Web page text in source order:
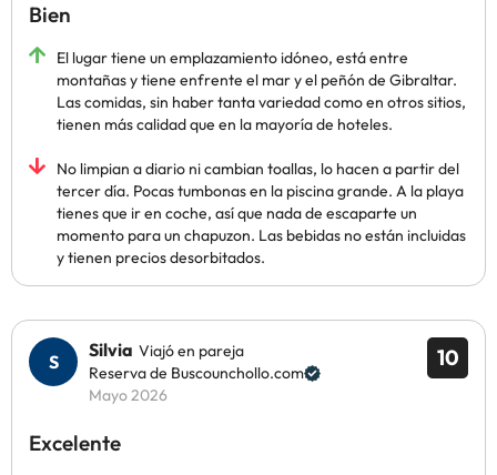
Bien
El lugar tiene un emplazamiento idóneo, está entre
montañas y tiene enfrente el mar y el peñón de Gibraltar.
Las comidas, sin haber tanta variedad como en otros sitios,
tienen más calidad que en la mayoría de hoteles.
No limpian a diario ni cambian toallas, lo hacen a partir del
tercer día. Pocas tumbonas en la piscina grande. A la playa
tienes que ir en coche, así que nada de escaparte un
momento para un chapuzon. Las bebidas no están incluidas
y tienen precios desorbitados.
10
Silvia Viajó en pareja
Reserva de Buscounchollo.com
Mayo 2026
Excelente